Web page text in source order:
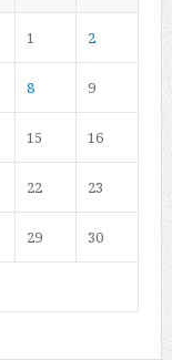
1 2
8 9
15 16
22 23
29 30